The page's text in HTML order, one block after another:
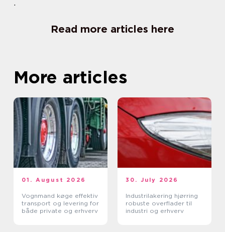
.
Read more articles here
More articles
01. August 2026
Vognmand køge effektiv
transport og levering for
både private og erhverv
30. July 2026
Industrilakering hjørring
robuste overflader til
industri og erhverv